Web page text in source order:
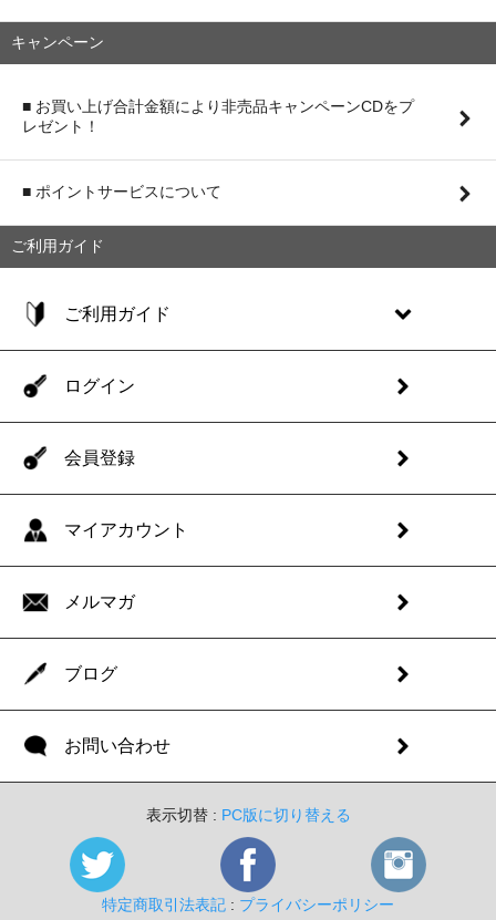
キャンペーン
■ お買い上げ合計金額により非売品キャンペーンCDをプ
レゼント！
■ ポイントサービスについて
ご利用ガイド
ご利用ガイド
ログイン
会員登録
マイアカウント
メルマガ
ブログ
お問い合わせ
表示切替 : PC版に切り替える
特定商取引法表記 : プライバシーポリシー